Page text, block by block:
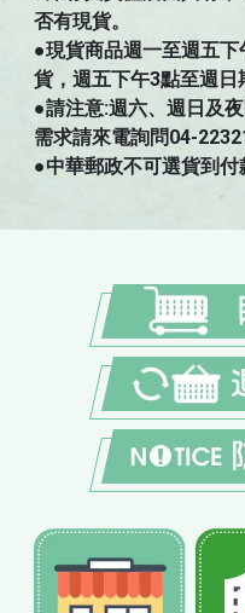
否有現貨。
●現貨商品週一至週五
貨，週五下午3點至週
●請注意:週六、週日及
需求請來電詢問04-
●中華郵政不可選貨到